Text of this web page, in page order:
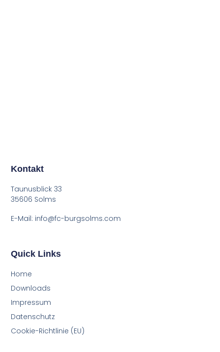
Quick Links
Home
Down­loads
Impres­sum
Daten­schutz
Coo­kie-Rich­t­­li­­nie (EU)
Kontakt
Taunusblick 33
35606 Solms
E-Mail: info@fc-burgsolms.com